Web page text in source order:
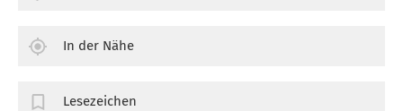
In der Nähe
Lesezeichen